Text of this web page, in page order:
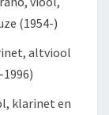
(1954-)
altviool
klarinet en